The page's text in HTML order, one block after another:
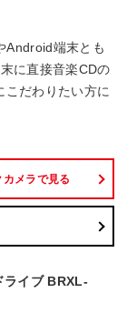
Android端末とも
に直接音楽CDの
こだわりたい方に
カメラで見る
ライブ BRXL-